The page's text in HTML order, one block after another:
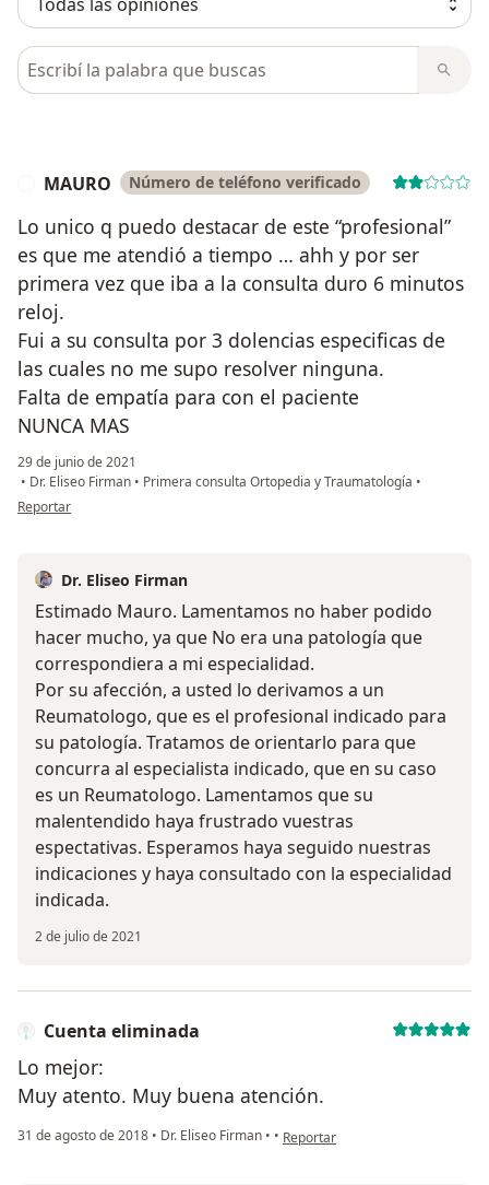
Busca en opiniones
MAURO Número de teléfono verificado
Lo unico q puedo destacar de este “profesional”
es que me atendió a tiempo … ahh y por ser
primera vez que iba a la consulta duro 6 minutos
reloj.
Fui a su consulta por 3 dolencias especificas de
las cuales no me supo resolver ninguna.
Falta de empatía para con el paciente
NUNCA MAS
29 de junio de 2021
• Dr. Eliseo Firman • Primera consulta Ortopedia y Traumatología •
en opinión del usuario MAURO
Reportar
Dr. Eliseo Firman
Estimado Mauro. Lamentamos no haber podido
hacer mucho, ya que No era una patología que
correspondiera a mi especialidad.
Por su afección, a usted lo derivamos a un
Reumatologo, que es el profesional indicado para
su patología. Tratamos de orientarlo para que
concurra al especialista indicado, que en su caso
es un Reumatologo. Lamentamos que su
malentendido haya frustrado vuestras
espectativas. Esperamos haya seguido nuestras
indicaciones y haya consultado con la especialidad
indicada.
2 de julio de 2021
Cuenta eliminada
Lo mejor:
Muy atento. Muy buena atención.
31 de agosto de 2018 • Dr. Eliseo Firman • • en opinión del usuario Cuenta
Reportar